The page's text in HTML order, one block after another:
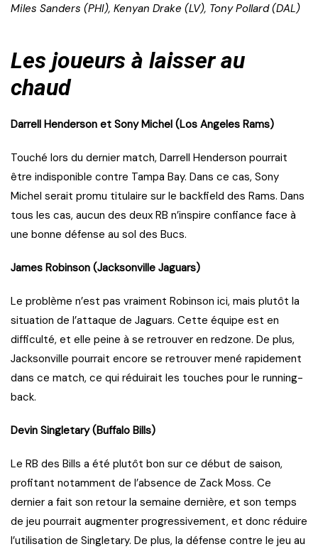
Miles Sanders (PHI), Kenyan Drake (LV), Tony Pollard (DAL)
Les joueurs à laisser au
chaud
Darrell Henderson et Sony Michel (Los Angeles Rams)
Touché lors du dernier match, Darrell Henderson pourrait
être indisponible contre Tampa Bay. Dans ce cas, Sony
Michel serait promu titulaire sur le backfield des Rams. Dans
tous les cas, aucun des deux RB n’inspire confiance face à
une bonne défense au sol des Bucs.
James Robinson (Jacksonville Jaguars)
Le problème n’est pas vraiment Robinson ici, mais plutôt la
situation de l’attaque de Jaguars. Cette équipe est en
difficulté, et elle peine à se retrouver en redzone. De plus,
Jacksonville pourrait encore se retrouver mené rapidement
dans ce match, ce qui réduirait les touches pour le running-
back.
Devin Singletary (Buffalo Bills)
Le RB des Bills a été plutôt bon sur ce début de saison,
profitant notamment de l’absence de Zack Moss. Ce
dernier a fait son retour la semaine dernière, et son temps
de jeu pourrait augmenter progressivement, et donc réduire
l’utilisation de Singletary. De plus, la défense contre le jeu au